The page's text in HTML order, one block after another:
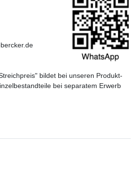
bildet bei unseren Produkt-
bei separatem Erwerb